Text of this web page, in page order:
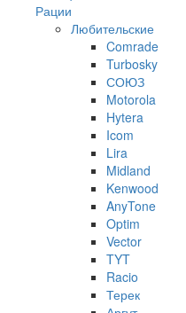
Рации
Любительские
Comrade
Turbosky
СОЮЗ
Motorola
Hytera
Icom
Lira
Midland
Kenwood
AnyTone
Optim
Vector
TYT
Racio
Терек